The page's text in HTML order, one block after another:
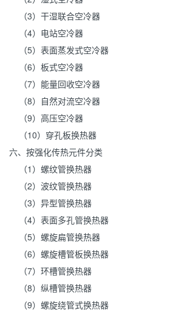
（3）干湿联合空冷器
（4）电站空冷器
（5）表面蒸发式空冷器
（6）板式空冷器
（7）能量回收空冷器
（8）自然对流空冷器
（9）高压空冷器
（10）穿孔板换热器
六、按强化传热元件分类
（1）螺纹管换热器
（2）波纹管换热器
（3）异型管换热器
（4）表面多孔管换热器
（5）螺旋扁管换热器
（6）螺旋槽管板换热器
（7）环槽管换热器
（8）纵槽管换热器
（9）螺旋绕管式换热器